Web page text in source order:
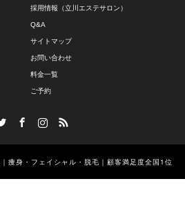
採用情報（立川エステサロン）
Q&A
サイトマップ
お問い合わせ
料金一覧
ご予約
痩身・フェイシャル・脱毛｜顧客満足度全国1位